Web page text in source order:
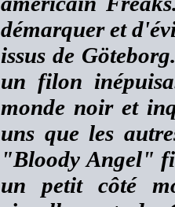
démarquer et
issus de
un filon
monde noir et
uns que les
"Bloody Angel"
un petit côté